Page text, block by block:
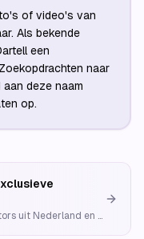
of video's van
Als bekende
een
naar
deze naam
op.
Bekijk geverifieerde creators uit Nederland en België